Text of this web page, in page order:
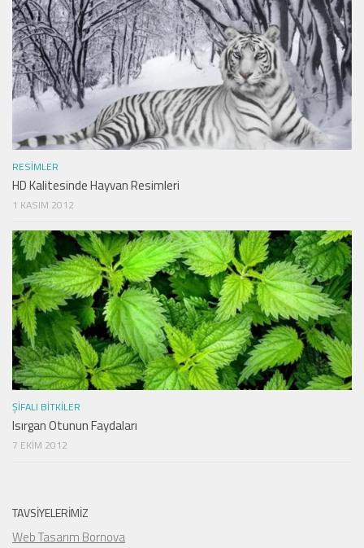
RESIMLER
HD Kalitesinde Hayvan Resimleri
1 KASIM 2012
ŞIFALI BITKILER
Isırgan Otunun Faydaları
7 EKIM 2012
TAVSIYELERIMIZ
Web Tasarım Bornova